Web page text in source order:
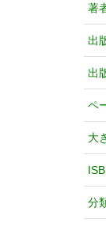
著
出
出
ペ
大
分